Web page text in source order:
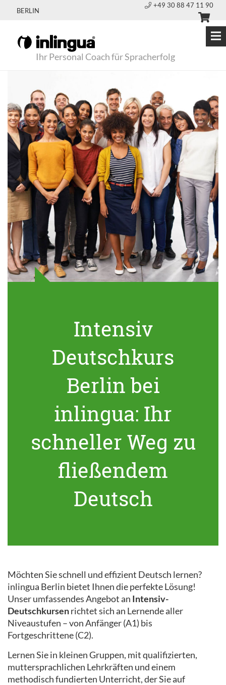
BERLIN
+49 30 88 47 11 90
Ihr Personal Coach für Spracherfolg
Intensiv
Deutschkurs
Berlin bei
inlingua: Ihr
schneller Weg zu
fließendem
Deutsch
Möchten Sie schnell und effizient Deutsch lernen?
inlingua Berlin bietet Ihnen die perfekte Lösung!
Unser umfassendes Angebot an Intensiv-
Deutschkursenrichtet sich an Lernende aller
Niveaustufen – von Anfänger (A1) bis
Fortgeschrittene (C2).
Lernen Sie in kleinen Gruppen, mit qualifizierten,
muttersprachlichen Lehrkräften und einem
methodisch fundierten Unterricht, der Sie auf